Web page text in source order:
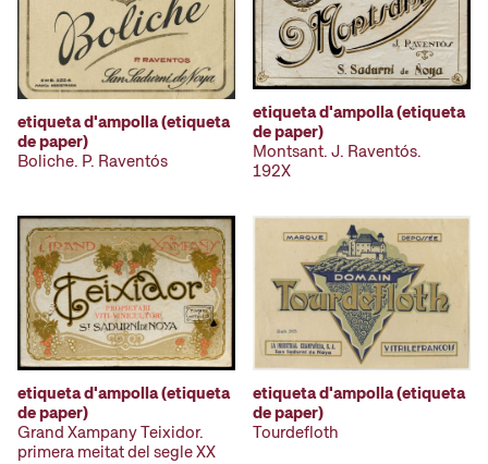
etiqueta d'ampolla (etiqueta
de paper)
Boliche. P. Raventós
etiqueta d'ampolla (etiqueta
de paper)
Montsant. J. Raventós.
192X
etiqueta d'ampolla (etiqueta
de paper)
Grand Xampany Teixidor.
primera meitat del segle XX
etiqueta d'ampolla (etiqueta
de paper)
Tourdefloth